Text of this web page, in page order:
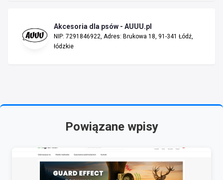
Akcesoria dla psów - AUUU.pl
NIP: 7291846922, Adres: Brukowa 18, 91-341 Łódź,
łódzkie
Powiązane wpisy